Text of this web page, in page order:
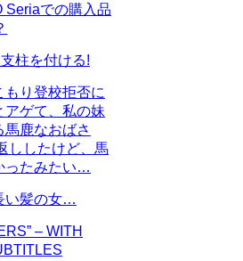
Seriaでの購入品
柱を付ける!
り登校拒否に
アゲて、私の妹
鹿なおばさ
ししたけど、馬
ったみたい…
い髪の女…
– WITH